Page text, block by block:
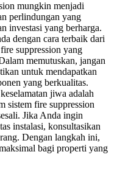
mungkin menjadi
perlindungan yang
investasi yang berharga.
dengan cara terbaik dari
suppression yang
memutuskan, jangan
untuk mendapatkan
yang berkualitas.
jiwa adalah
sistem fire suppression
Jika Anda ingin
instalasi, konsultasikan
Dengan langkah ini,
bagi properti yang